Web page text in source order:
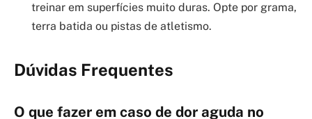
treinar em superfícies muito duras. Opte por grama,
terra batida ou pistas de atletismo.
Dúvidas Frequentes
O que fazer em caso de dor aguda no